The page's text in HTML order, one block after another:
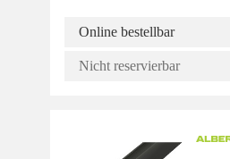
Online bestellbar
Nicht reservierbar